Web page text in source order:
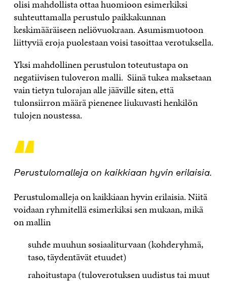
olisi mahdollista ottaa huomioon esimerkiksi
suhteuttamalla perustulo paikkakunnan
keskimääräiseen neliövuokraan. Asumismuotoon
liittyviä eroja puolestaan voisi tasoittaa verotuksella.
Yksi mahdollinen perustulon toteutustapa on
negatiivisen tuloveron malli. Siinä tukea maksetaan
vain tietyn tulorajan alle jääville siten, että
tulonsiirron määrä pienenee liukuvasti henkilön
tulojen noustessa.
“
Perustulomalleja on kaikkiaan hyvin erilaisia.
Perustulomalleja on kaikkiaan hyvin erilaisia. Niitä
voidaan ryhmitellä esimerkiksi sen mukaan, mikä
on mallin
suhde muuhun sosiaaliturvaan (kohderyhmä,
taso, täydentävät etuudet)
rahoitustapa (tuloverotuksen uudistus tai muut